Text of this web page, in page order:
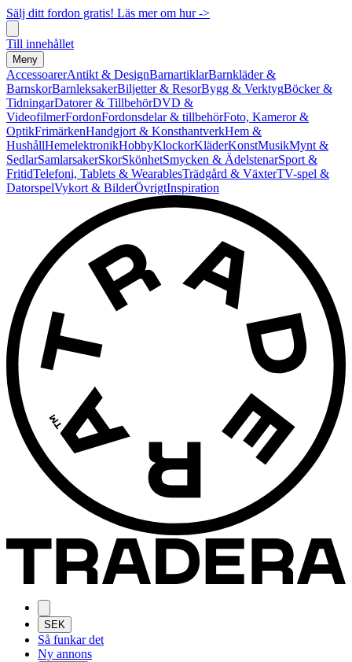
Sälj ditt fordon gratis! Läs mer om hur ->
Till innehållet
Meny
AccessoarerAntikt & DesignBarnartiklarBarnkläder &
BarnskorBarnleksakerBiljetter & ResorBygg & VerktygBöcker &
TidningarDatorer & TillbehörDVD &
VideofilmerFordonFordonsdelar & tillbehörFoto, Kameror &
OptikFrimärkenHandgjort & KonsthantverkHem &
HushållHemelektronikHobbyKlockorKläderKonstMusikMynt &
SedlarSamlarsakerSkorSkönhetSmycken & ÄdelstenarSport &
FritidTelefoni, Tablets & WearablesTrädgård & VäxterTV-spel &
DatorspelVykort & BilderÖvrigtInspiration
SEK
Så funkar det
Ny annons